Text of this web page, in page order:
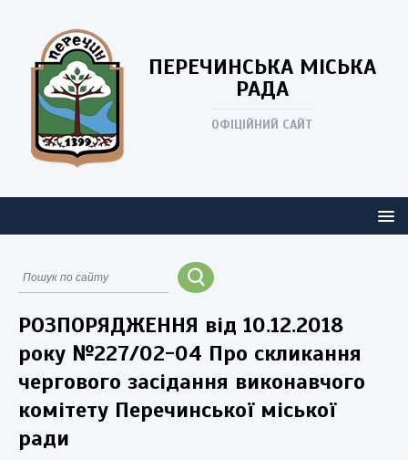
ПЕРЕЧИНСЬКА МІСЬКА
РАДА
ОФІЦІЙНИЙ САЙТ
РОЗПОРЯДЖЕННЯ від 10.12.2018
року №227/02-04 Про скликання
чергового засідання виконавчого
комітету Перечинської міської
ради